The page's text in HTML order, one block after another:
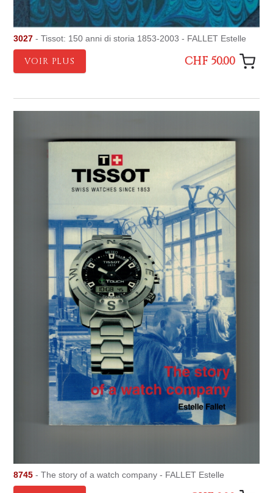
3027 - Tissot: 150 anni di storia 1853-2003 - FALLET Estelle
VOIR PLUS CHF 50.00
8745 - The story of a watch company - FALLET Estelle